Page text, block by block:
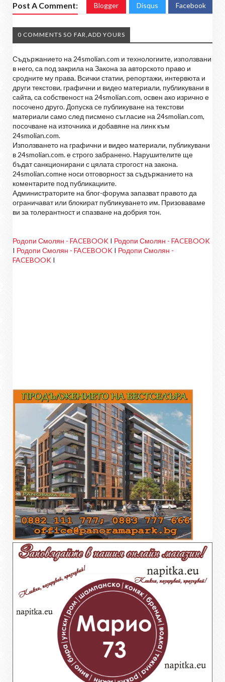
Post A Comment: Blogger Disqus Facebook
0 COMMENTS SO FAR,ADD YOURS
Съдържанието на 24smolian.com и технологиите, използвани
в него, са под закрила на Закона за авторското право и
сродните му права. Всички статии, репортажи, интервюта и
други текстови, графични и видео материали, публикувани в
сайта, са собственост на 24smolian.com, освен ако изрично е
посочено друго. Допуска се публикуване на текстови
материали само след писмено съгласие на 24smolian.com,
посочване на източника и добавяне на линк към
24smolian.com.
Използването на графични и видео материали, публикувани
в 24smolian.com. е строго забранено. Нарушителите ще
бъдат санкционирани с цялата строгост на закона.
24smolian.comне носи отговорност за съдържанието на
коментарите под публикациите.
Администраторите на блог-форума запазват правото да
ограничават или блокират публикуването им. Призоваваме
ви за толерантност и спазване на добрия тон.
Родопи Смолян - FACEBOOK I Родопи Смолян - FACEBOOK
I Родопи Смолян - FACEBOOK I Родопи Смолян -
FACEBOOK I